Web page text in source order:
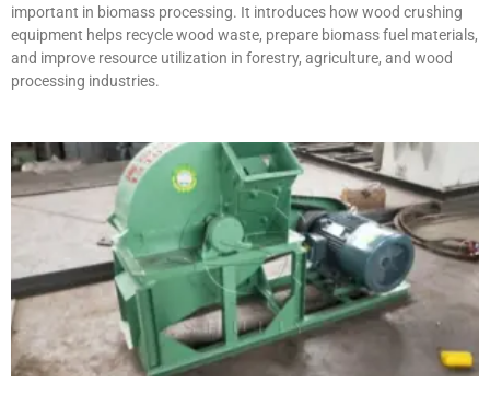
important in biomass processing. It introduces how wood crushing
equipment helps recycle wood waste, prepare biomass fuel materials,
and improve resource utilization in forestry, agriculture, and wood
processing industries.